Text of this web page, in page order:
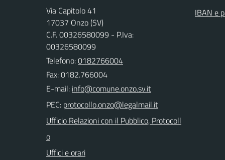
Via Capitolo 41
17037 Onzo (SV)
C.F. 00326580099 - P.Iva:
00326580099
Telefono:0182766004
Fax: 0182.766004
E-mail:
PEC:
Ufficio Relazioni con il Pubblico, Protocoll
o
Uffici e orari
IBAN e